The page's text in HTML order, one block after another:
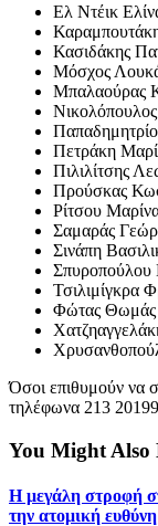
Ελ Ντέικ
Κασιδάκης
Μόσχος
Μπαλαούρας
Πετράκη
Πιλιλίτσης
Προύσκας
Ρίτσου
Σαμαράς
Σινάπη
Σπυροπούλου
Τσιλιμίγκρα
Φώτας Θωμάς
Όσοι επιθυμούν να
τηλέφωνα 213
You Might Also
Η μεγάλη στροφή
την ατομική